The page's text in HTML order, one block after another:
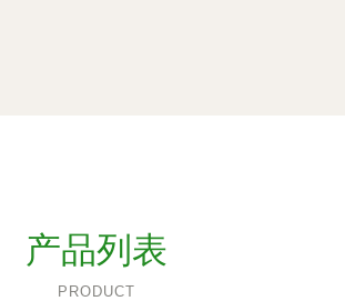
产品列表
PRODUCT